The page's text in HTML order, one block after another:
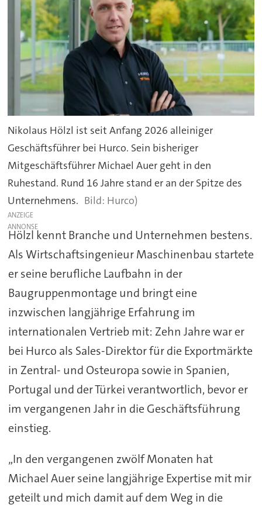
Nikolaus Hölzl ist seit Anfang 2026 alleiniger
Geschäftsführer bei Hurco. Sein bisheriger
Mitgeschäftsführer Michael Auer geht in den
Ruhestand. Rund 16 Jahre stand er an der Spitze des
Unternehmens.
Hurco)
ANZEIGE
Hölzl kennt Branche und Unternehmen bestens.
Als Wirtschaftsingenieur Maschinenbau startete
er seine berufliche Laufbahn in der
Baugruppenmontage und bringt eine
inzwischen langjährige Erfahrung im
internationalen Vertrieb mit: Zehn Jahre war er
bei Hurco als Sales-Direktor für die Exportmärkte
in Zentral- und Osteuropa sowie in Spanien,
Portugal und der Türkei verantwortlich, bevor er
im vergangenen Jahr in die Geschäftsführung
einstieg.
„In den vergangenen zwölf Monaten hat
Michael Auer seine langjährige Expertise mit mir
geteilt und mich damit auf dem Weg in die